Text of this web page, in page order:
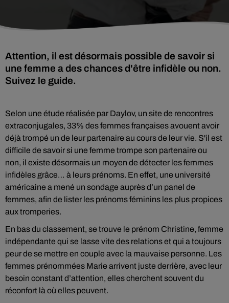
Attention, il est désormais possible de savoir si
une femme a des chances d'être infidèle ou non.
Suivez le guide.
Selon une étude réalisée par Daylov, un site de rencontres
extraconjugales, 33% des femmes françaises avouent avoir
déjà trompé un de leur partenaire au cours de leur vie. S'il est
difficile de savoir si une femme trompe son partenaire ou
non, il existe désormais un moyen de détecter les femmes
infidèles grâce… à leurs prénoms. En effet, une université
américaine a mené un sondage auprès d’un panel de
femmes, afin de lister les prénoms féminins les plus propices
aux tromperies.
En bas du classement, se trouve le prénom Christine, femme
indépendante qui se lasse vite des relations et qui a toujours
peur de se mettre en couple avec la mauvaise personne. Les
femmes prénommées Marie arrivent juste derrière, avec leur
besoin constant d’attention, elles cherchent souvent du
réconfort là où elles peuvent.